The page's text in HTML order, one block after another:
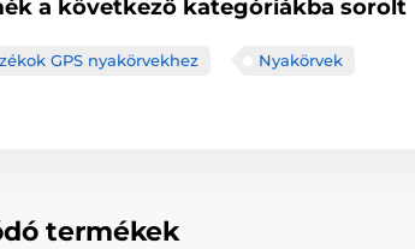
a következő kategóriákba sorolt
GPS nyakörvekhez Nyakörvek
termékek